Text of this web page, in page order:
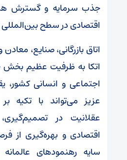
جذب سرمایه و گسترش
اقتصادی در سطح
اتاق بازرگانی، صنایع،
اتکا به ظرفیت عظیم
اجتماعی و انسانی کشور،
عزیز می‌تواند با تکیه
عقلانیت در
اقتصادی و بهره‌گیری از
سایه رهنمود‌های